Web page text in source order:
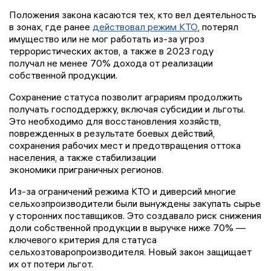
Положения закона касаются тех, кто вел деятельность
в зонах, где ранее действовал режим КТО, потерял
имущество или не мог работать из-за угроз
террористических актов, а также в 2023 году
получал не менее 70% дохода от реализации
собственной продукции.
Сохранение статуса позволит аграриям продолжить
получать господдержку, включая субсидии и льготы.
Это необходимо для восстановления хозяйств,
поврежденных в результате боевых действий,
сохранения рабочих мест и предотвращения оттока
населения, а также стабилизации
экономики приграничных регионов.
Из-за ограничений режима КТО и диверсий многие
сельхозпроизводители были вынуждены закупать сырье
у сторонних поставщиков. Это создавало риск снижения
доли собственной продукции в выручке ниже 70% —
ключевого критерия для статуса
сельхозтоваропроизводителя. Новый закон защищает
их от потери льгот.